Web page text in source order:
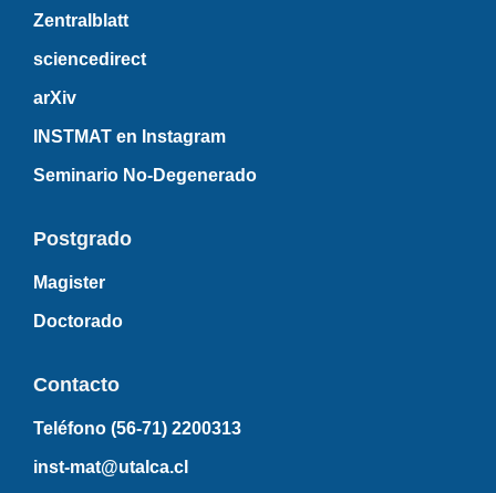
Zentralblatt
sciencedirect
arXiv
INSTMAT en Instagram
Seminario No-Degenerado
Postgrado
Magister
Doctorado
Contacto
Teléfono (56-71) 2200313
inst-mat@utalca.cl